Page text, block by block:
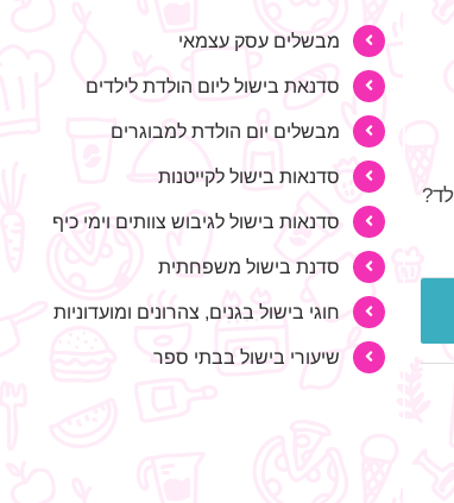
מבשלים עסק עצמאי
סדנאת בישול ליום הולדת לילדים
מבשלים יום הולדת למבוגרים
סדנאות בישול לקייטנות
סדנאות בישול לגיבוש צוותים וימי כיף
סדנת בישול משפחתית
חוגי בישול בגנים, צהרונים ומועדוניות
שיעורי בישול בבתי ספר